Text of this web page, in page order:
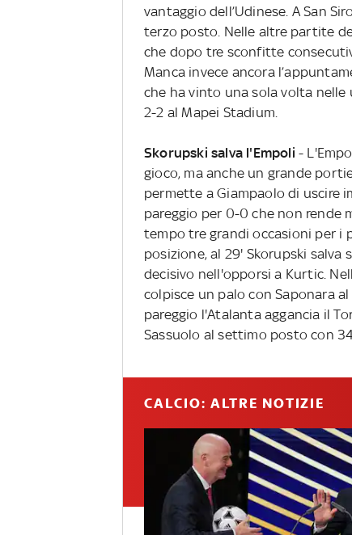
vantaggio dell’Udinese. A San
terzo posto. Nelle altre partite
che dopo tre sconfitte
Manca invece ancora
che ha vinto una sola volta
2-2 al Mapei Stadium.
Skorupski salva l'Empoli -
gioco, ma anche un grande
permette a Giampaolo di uscire
pareggio per 0-0 che non rende
tempo tre grandi occasioni per i
posizione, al 29' Skorupski salva
decisivo nell'opporsi a Kurtic.
colpisce un palo con Saponara
pareggio l'Atalanta aggancia il
Sassuolo al settimo posto con
CALCIO: ALTRE NOTIZIE